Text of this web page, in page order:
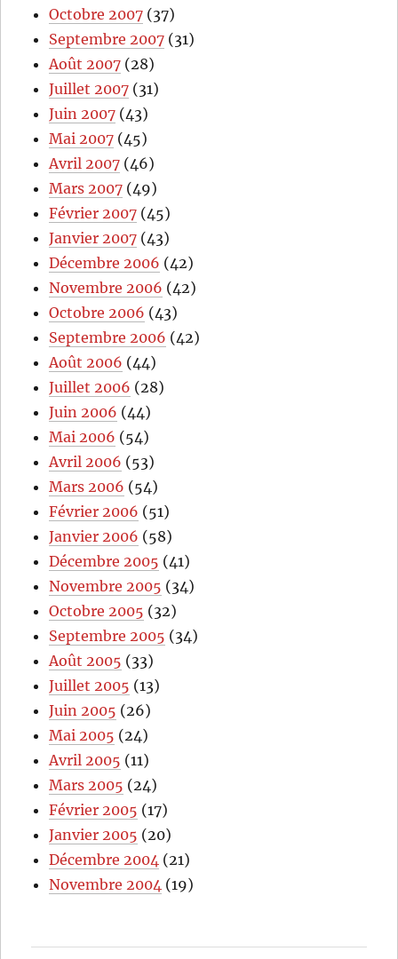
Octobre 2007 (37)
Septembre 2007 (31)
Août 2007 (28)
Juillet 2007 (31)
Juin 2007 (43)
Mai 2007 (45)
Avril 2007 (46)
Mars 2007 (49)
Février 2007 (45)
Janvier 2007 (43)
Décembre 2006 (42)
Novembre 2006 (42)
Octobre 2006 (43)
Septembre 2006 (42)
Août 2006 (44)
Juillet 2006 (28)
Juin 2006 (44)
Mai 2006 (54)
Avril 2006 (53)
Mars 2006 (54)
Février 2006 (51)
Janvier 2006 (58)
Décembre 2005 (41)
Novembre 2005 (34)
Octobre 2005 (32)
Septembre 2005 (34)
Août 2005 (33)
Juillet 2005 (13)
Juin 2005 (26)
Mai 2005 (24)
Avril 2005 (11)
Mars 2005 (24)
Février 2005 (17)
Janvier 2005 (20)
Décembre 2004 (21)
Novembre 2004 (19)